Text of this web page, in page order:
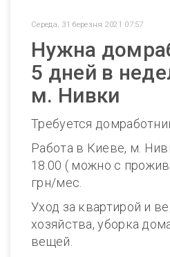
Середа, 31 березня 2021 07:57
Нужна
5 дней в
м. Нивки
Требуется
Работа в Киеве, м.
18.00 ( можно с
грн/мес.
Уход за квартирой и
хозяйства, уборка
вещей.